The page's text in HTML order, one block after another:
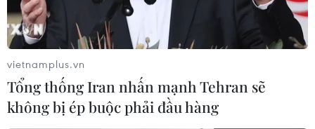
TIN LIÊN QUAN
vietnamplus.vn
Tổng thống Iran nhấn mạnh Tehran sẽ
không bị ép buộc phải đầu hàng